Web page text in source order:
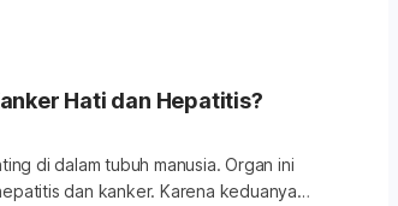
Hati dan Hepatitis?
di dalam tubuh manusia. Organ ini
dan kanker. Karena keduanya